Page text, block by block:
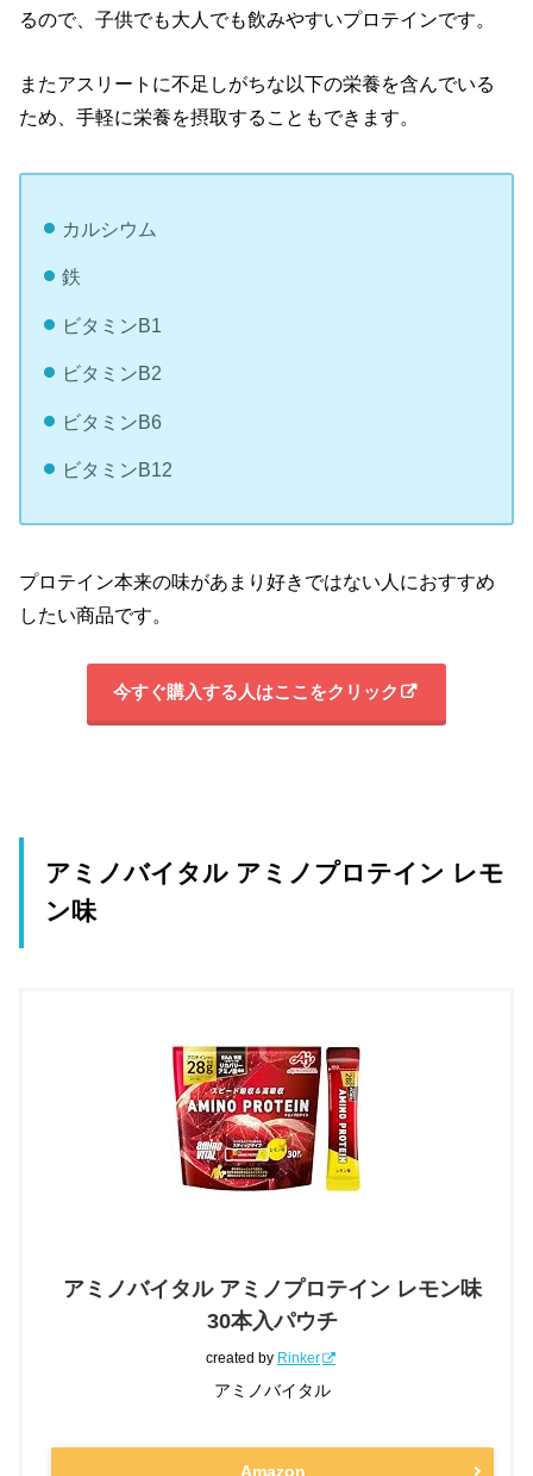
るので、子供でも大人でも飲みやすいプロテインです。
またアスリートに不足しがちな以下の栄養を含んでいる
ため、手軽に栄養を摂取することもできます。
カルシウム
鉄
ビタミンB1
ビタミンB2
ビタミンB6
ビタミンB12
プロテイン本来の味があまり好きではない人におすすめ
したい商品です。
今すぐ購入する人はここをクリック
アミノバイタル アミノプロテイン レモ
ン味
アミノバイタル アミノプロテイン レモン味
30本入パウチ
created by Rinker
アミノバイタル
Amazon